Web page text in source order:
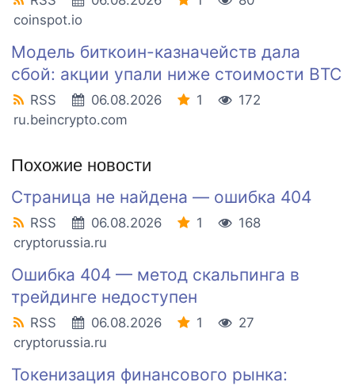
coinspot.io
Модель биткоин-казначейств дала
сбой: акции упали ниже стоимости BTC
RSS 06.08.2026 1
172
ru.beincrypto.com
Похожие новости
Страница не найдена — ошибка 404
RSS 06.08.2026 1
168
cryptorussia.ru
Ошибка 404 — метод скальпинга в
трейдинге недоступен
RSS 06.08.2026 1
27
cryptorussia.ru
Токенизация финансового рынка: